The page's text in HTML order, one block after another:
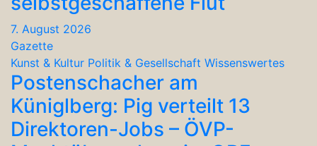
7. August 2026
Gazette
Kunst & Kultur Politik & Gesellschaft Wissenswertes
Postenschacher am
Küniglberg: Pig verteilt 13
Direktoren-Jobs – ÖVP-